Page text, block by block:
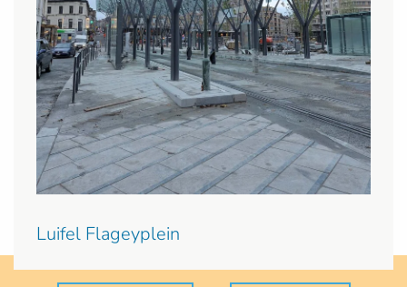
Luifel Flageyplein